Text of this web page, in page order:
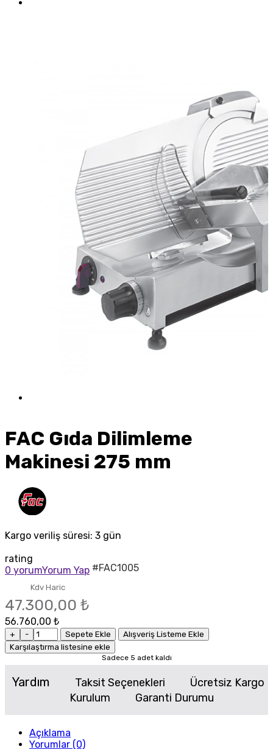
FAC Gıda Dilimleme
Makinesi 275 mm
Kargo veriliş süresi: 3 gün
rating
0 yorumYorum Yap #FAC1005
Kdv Haric
47.300,00 ₺
56.760,00 ₺
+ - Sepete Ekle
Alışveriş Listeme Ekle
Karşılaştırma listesine ekle
Sadece 5 adet kaldı
Yardım Taksit Seçenekleri
Ücretsiz Kargo
Kurulum
Garanti Durumu
Açıklama
Yorumlar (0)